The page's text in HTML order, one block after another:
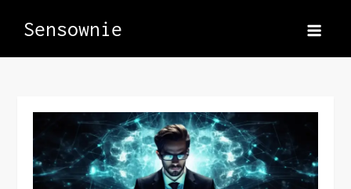
Sensownie